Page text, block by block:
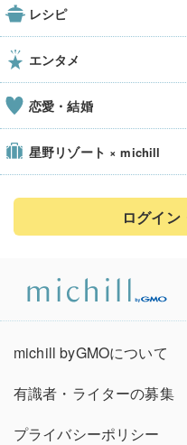
レシピ
エンタメ
恋愛・結婚
星野リゾート × michill
ログイン
michill byGMOについて
有識者・ライターの募集
プライバシーポリシー